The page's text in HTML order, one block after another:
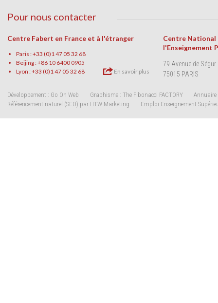
Pour nous contacter
Centre Fabert en France et à l'étranger
Paris : +33 (0)1 47 05 32 68
Beijing : +86 10 6400 0905
Lyon : +33 (0)1 47 05 32 68
En savoir plus
Centre National
l'Enseignement
79 Avenue de Ségur
75015 PARIS
Développement : Go On Web Graphisme : The Fibonacci FACTORY
Annuaire
Référencement naturel (SEO) par HTW-Marketing
Emploi Enseignement